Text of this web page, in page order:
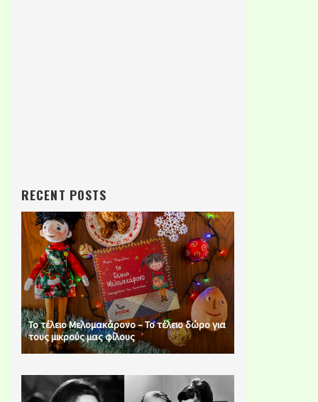
RECENT POSTS
Το τέλειο Μελομακάρονο – Το τέλειο δώρο για
τους μικρούς μας φίλους